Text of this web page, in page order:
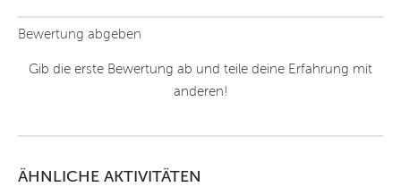
Bewertung abgeben
Gib die erste Bewertung ab und teile deine Erfahrung mit
anderen!
ÄHNLICHE AKTIVITÄTEN